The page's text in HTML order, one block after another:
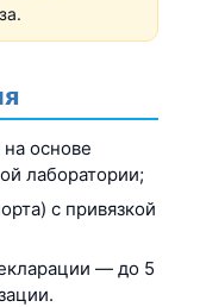
основе
лаборатории;
с привязкой
— до 5